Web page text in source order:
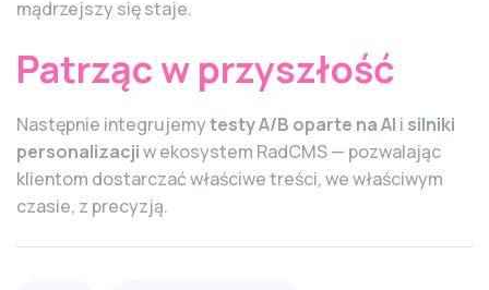
mądrzejszy się staje.
Patrząc w przyszłość
Następnie integrujemytesty A/B oparte na AI i silniki
personalizacjiw ekosystem RadCMS — pozwalając
klientom dostarczać właściwe treści, we właściwym
czasie, z precyzją.